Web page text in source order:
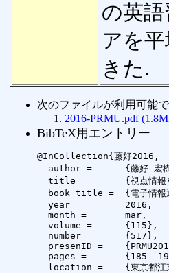
の英
アを
きた.
次のファイルが利用可能
2016-PRMU.pdf
BibTeX用エントリー
@InCollection{藤好2016,
  author =	{藤好 宏樹 and 石丸 翔也 and Olivier Augereau and 黄瀬 浩一},
  title =	{視点情報を用いた英語習熟度推定法の実験的検討},
  book_title =	{電子情報通信学会技術研究報告, PRMU2015-195},
  year =	2016,
  month =	mar,
  volume =	{115},
  number =	{517},
  presenID =	{PRMU2015-195},
  pages =	{185--190},
  location =	{東京都江東区}